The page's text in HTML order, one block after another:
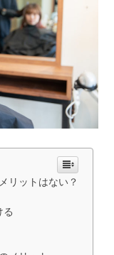
リットはない？
る